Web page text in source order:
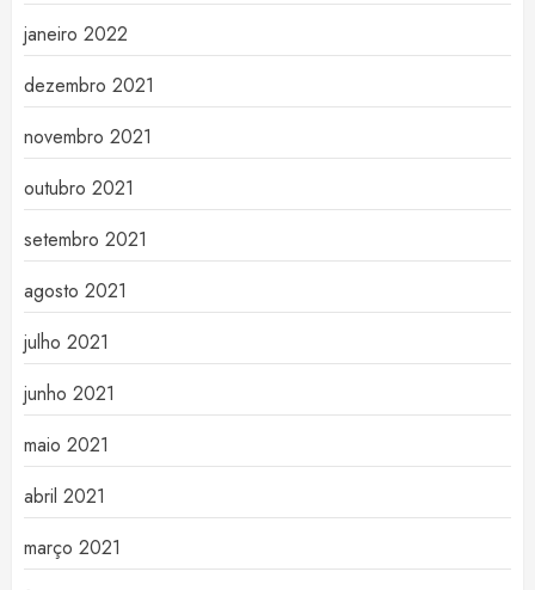
janeiro 2022
dezembro 2021
novembro 2021
outubro 2021
setembro 2021
agosto 2021
julho 2021
junho 2021
maio 2021
abril 2021
março 2021